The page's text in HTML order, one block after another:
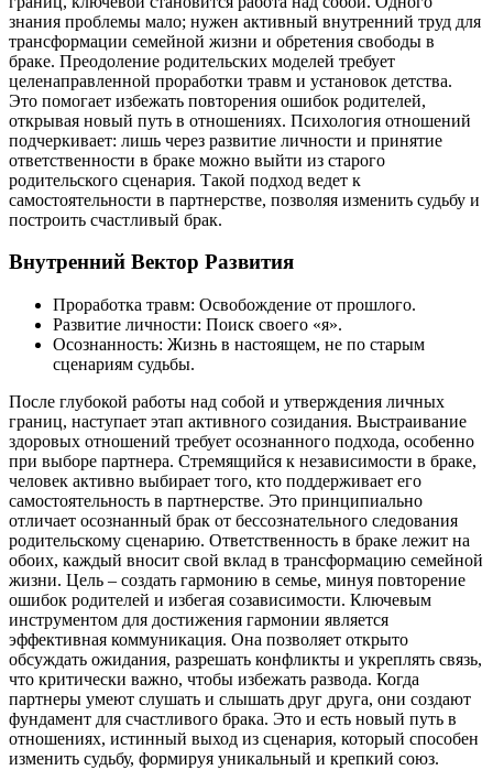
знания проблемы мало; нужен активный внутренний труд для
трансформации семейной жизни и обретения свободы в
браке. Преодоление родительских моделей требует
целенаправленной проработки травм и установок детства.
Это помогает избежать повторения ошибок родителей,
открывая новый путь в отношениях. Психология отношений
подчеркивает: лишь через развитие личности и принятие
ответственности в браке можно выйти из старого
родительского сценария. Такой подход ведет к
самостоятельности в партнерстве, позволяя изменить судьбу и
построить счастливый брак.
Внутренний Вектор Развития
Проработка травм: Освобождение от прошлого.
Развитие личности: Поиск своего «я».
Осознанность: Жизнь в настоящем, не по старым
сценариям судьбы.
После глубокой работы над собой и утверждения личных
границ, наступает этап активного созидания. Выстраивание
здоровых отношений требует осознанного подхода, особенно
при выборе партнера. Стремящийся к независимости в браке,
человек активно выбирает того, кто поддерживает его
самостоятельность в партнерстве. Это принципиально
отличает осознанный брак от бессознательного следования
родительскому сценарию. Ответственность в браке лежит на
обоих, каждый вносит свой вклад в трансформацию семейной
жизни. Цель – создать гармонию в семье, минуя повторение
ошибок родителей и избегая созависимости. Ключевым
инструментом для достижения гармонии является
эффективная коммуникация. Она позволяет открыто
обсуждать ожидания, разрешать конфликты и укреплять связь,
что критически важно, чтобы избежать развода. Когда
партнеры умеют слушать и слышать друг друга, они создают
фундамент для счастливого брака. Это и есть новый путь в
отношениях, истинный выход из сценария, который способен
изменить судьбу, формируя уникальный и крепкий союз.